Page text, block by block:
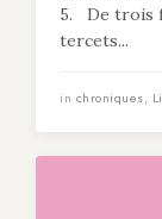
5. De trois
tercets...
in chroniques,